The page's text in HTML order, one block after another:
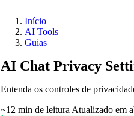
Início
AI Tools
Guias
AI Chat Privacy
Entenda os controles de
~12 min de leitura Atualizado em